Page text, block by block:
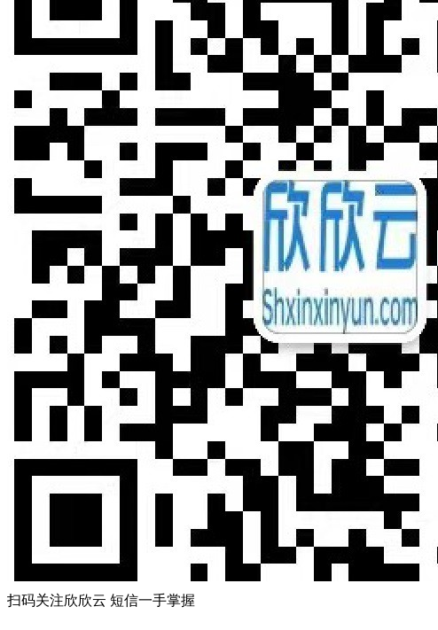
扫码关注欣欣云 短信一手掌握